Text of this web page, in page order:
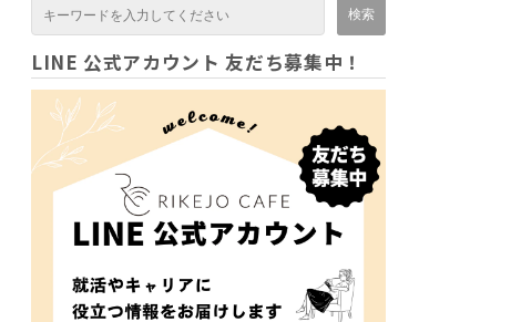
LINE 公式アカウント 友だち募集中！